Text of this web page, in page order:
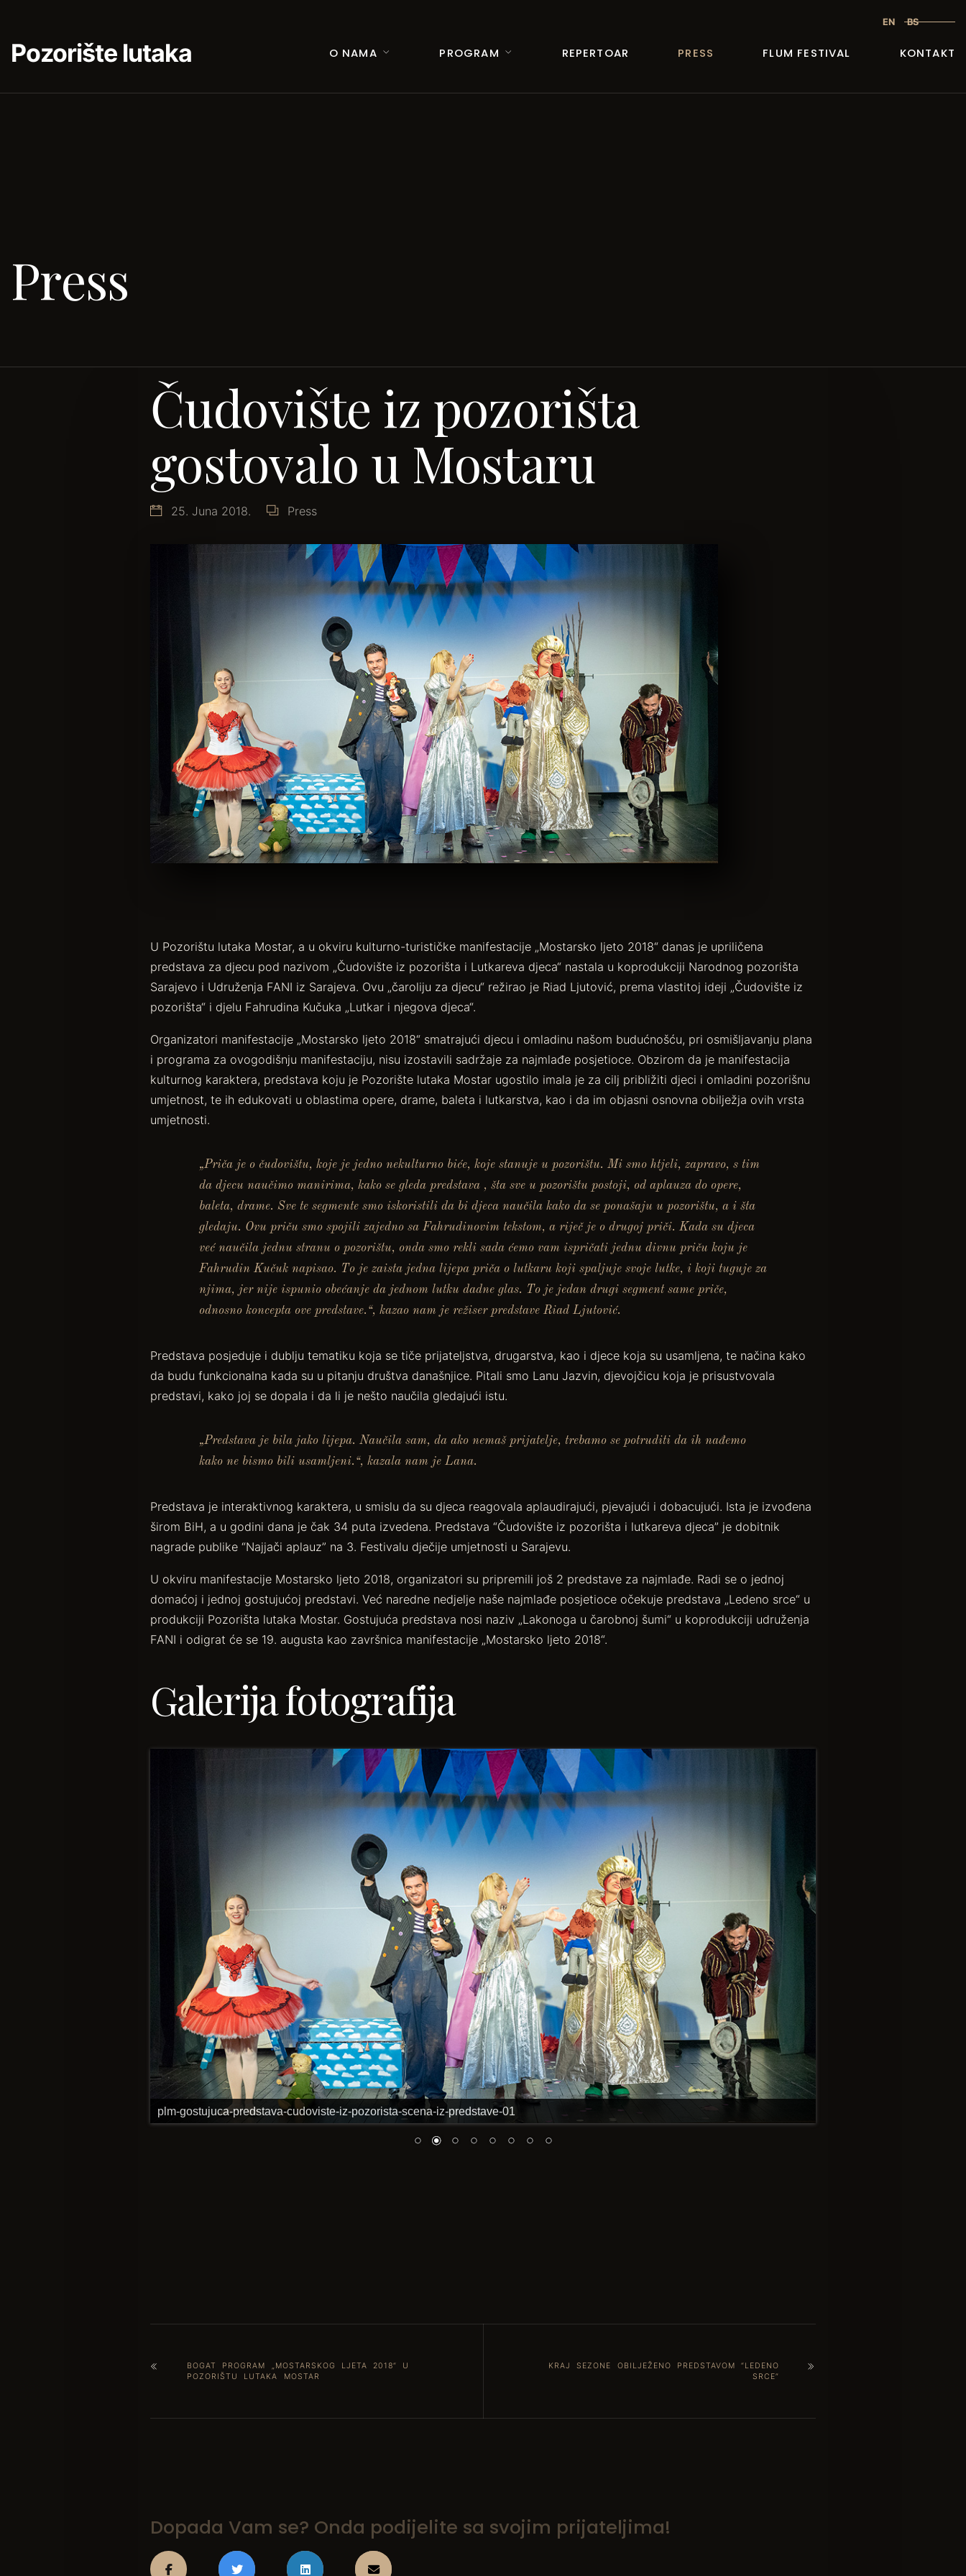
EN BS
Pozorište lutaka O NAMA PROGRAM REPERTOAR PRESS FLUM FESTIVAL KONTAKT
Press
Čudovište iz pozorišta
gostovalo u Mostaru
25. Juna 2018. Press
U Pozorištu lutaka Mostar, a u okviru kulturno-turističke manifestacije „Mostarsko ljeto 2018“ danas je upriličena
predstava za djecu pod nazivom „Čudovište iz pozorišta i Lutkareva djeca“ nastala u koprodukciji Narodnog pozorišta
Sarajevo i Udruženja FANI iz Sarajeva. Ovu „čaroliju za djecu“ režirao je Riad Ljutović, prema vlastitoj ideji „Čudovište iz
pozorišta“ i djelu Fahrudina Kučuka „Lutkar i njegova djeca“.
Organizatori manifestacije „Mostarsko ljeto 2018“ smatrajući djecu i omladinu našom budućnošću, pri osmišljavanju plana
i programa za ovogodišnju manifestaciju, nisu izostavili sadržaje za najmlađe posjetioce. Obzirom da je manifestacija
kulturnog karaktera, predstava koju je Pozorište lutaka Mostar ugostilo imala je za cilj približiti djeci i omladini pozorišnu
umjetnost, te ih edukovati u oblastima opere, drame, baleta i lutkarstva, kao i da im objasni osnovna obilježja ovih vrsta
umjetnosti.
„Priča je o čudovištu, koje je jedno nekulturno biće, koje stanuje u pozorištu. Mi smo htjeli, zapravo, s tim
da djecu naučimo manirima, kako se gleda predstava , šta sve u pozorištu postoji, od aplauza do opere,
baleta, drame. Sve te segmente smo iskoristili da bi djeca naučila kako da se ponašaju u pozorištu, a i šta
gledaju. Ovu priču smo spojili zajedno sa Fahrudinovim tekstom, a riječ je o drugoj priči. Kada su djeca
već naučila jednu stranu o pozorištu, onda smo rekli sada ćemo vam ispričati jednu divnu priču koju je
Fahrudin Kučuk napisao. To je zaista jedna lijepa priča o lutkaru koji spaljuje svoje lutke, i koji tuguje za
njima, jer nije ispunio obećanje da jednom lutku dadne glas. To je jedan drugi segment same priče,
odnosno koncepta ove predstave.“, kazao nam je režiser predstave Riad Ljutović.
Predstava posjeduje i dublju tematiku koja se tiče prijateljstva, drugarstva, kao i djece koja su usamljena, te načina kako
da budu funkcionalna kada su u pitanju društva današnjice. Pitali smo Lanu Jazvin, djevojčicu koja je prisustvovala
predstavi, kako joj se dopala i da li je nešto naučila gledajući istu.
„Predstava je bila jako lijepa. Naučila sam, da ako nemaš prijatelje, trebamo se potruditi da ih nađemo
kako ne bismo bili usamljeni.“, kazala nam je Lana.
Predstava je interaktivnog karaktera, u smislu da su djeca reagovala aplaudirajući, pjevajući i dobacujući. Ista je izvođena
širom BiH, a u godini dana je čak 34 puta izvedena. Predstava “Čudovište iz pozorišta i lutkareva djeca” je dobitnik
nagrade publike “Najjači aplauz” na 3. Festivalu dječije umjetnosti u Sarajevu.
U okviru manifestacije Mostarsko ljeto 2018, organizatori su pripremili još 2 predstave za najmlađe. Radi se o jednoj
domaćoj i jednoj gostujućoj predstavi. Već naredne nedjelje naše najmlađe posjetioce očekuje predstava „Ledeno srce“ u
produkciji Pozorišta lutaka Mostar. Gostujuća predstava nosi naziv „Lakonoga u čarobnoj šumi“ u koprodukciji udruženja
FANI i odigrat će se 19. augusta kao završnica manifestacije „Mostarsko ljeto 2018“.
Galerija fotografija
plm-gostujuca-predstava-cudoviste-iz-pozorista-scena-iz-predstave-01
BOGAT PROGRAM „MOSTARSKOG LJETA 2018“ U
POZORIŠTU LUTAKA MOSTAR
KRAJ SEZONE OBILJEŽENO PREDSTAVOM “LEDENO
SRCE”
Dopada Vam se? Onda podijelite sa svojim prijateljima!